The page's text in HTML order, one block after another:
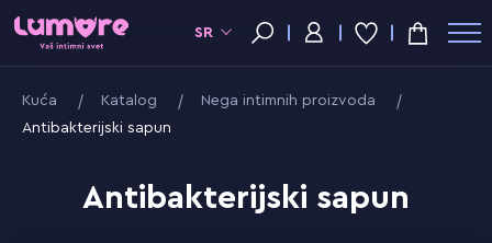
SR
Kuća Katalog
Nega intimnih proizvoda
Antibakterijski sapun
Antibakterijski sapun